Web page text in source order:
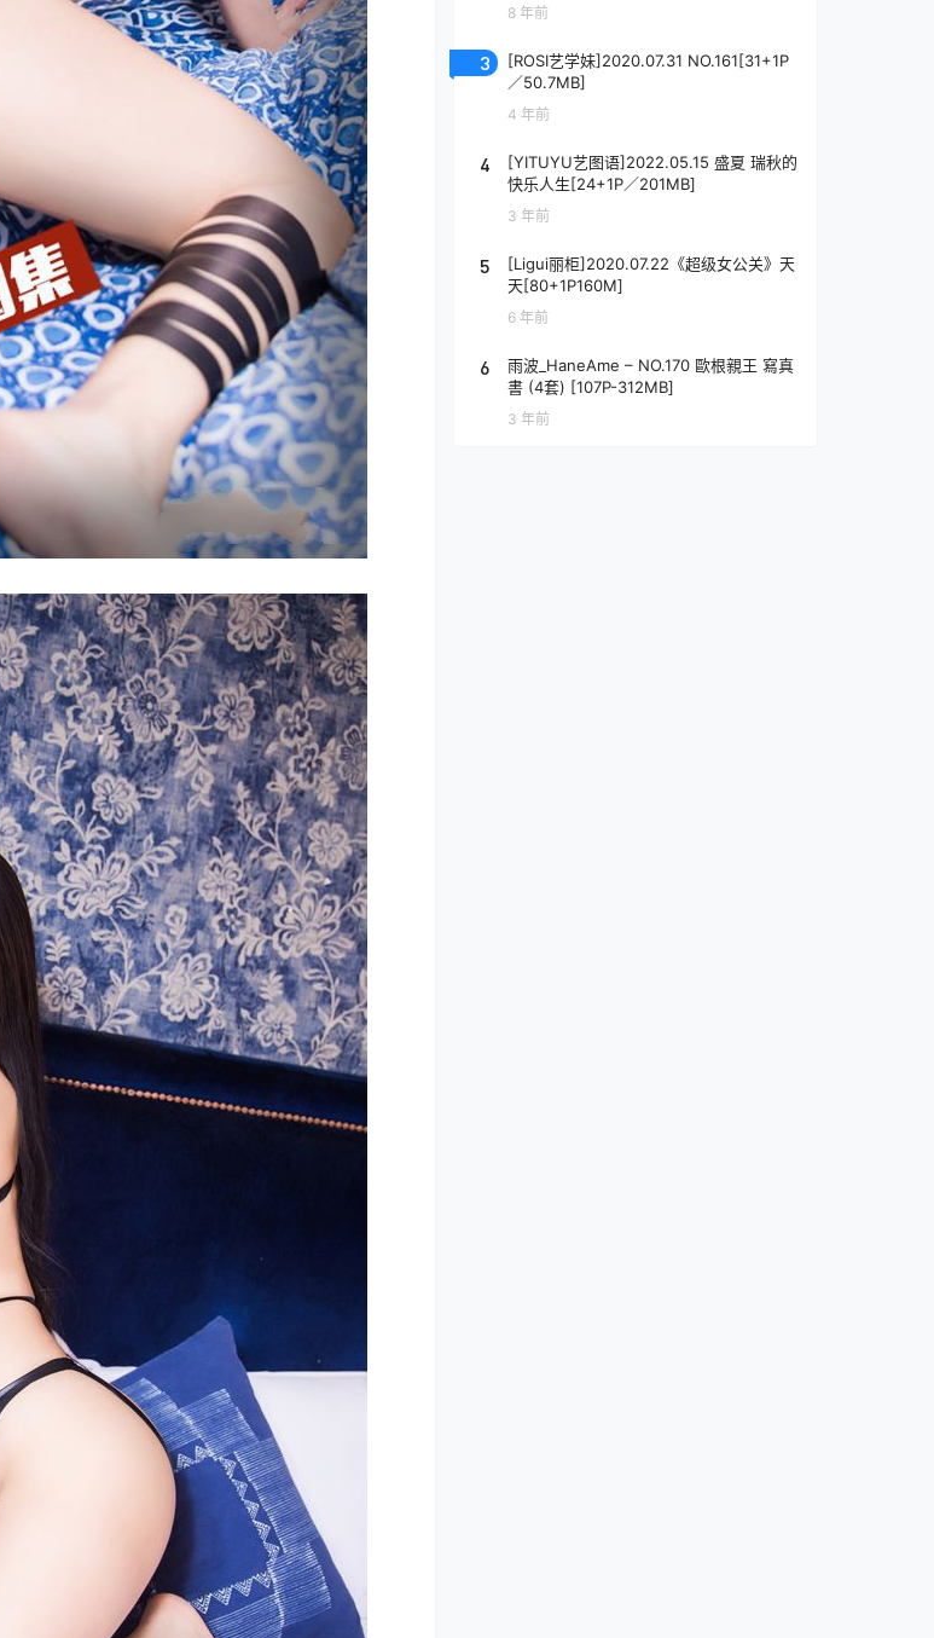
8 年前
3
[ROSI艺学妹]2020.07.31 NO.161[31+1P
／50.7MB]
4 年前
4
[YITUYU艺图语]2022.05.15 盛夏 瑞秋的
快乐人生[24+1P／201MB]
3 年前
5
[Ligui丽柜]2020.07.22《超级女公关》天
天[80+1P160M]
6 年前
6
雨波_HaneAme – NO.170 歐根親王 寫真
書 (4套) [107P-312MB]
3 年前